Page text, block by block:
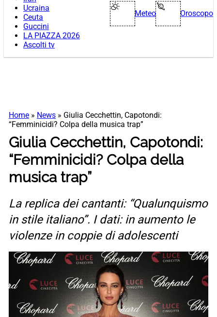
Ucraina
Ceuta
Guccini
LA PIAZZA 2026
Ascolti tv
Meteo Oroscopo
Home » News » Giulia Cecchettin, Capotondi:
“Femminicidi? Colpa della musica trap”
Giulia Cecchettin, Capotondi:
“Femminicidi? Colpa della
musica trap”
La replica dei cantanti: “Qualunquismo
in stile italiano”. I dati: in aumento le
violenze in coppie di adolescenti